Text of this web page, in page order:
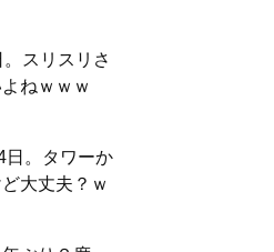
スリスリさ
ねｗｗｗ
日。タワーか
大丈夫？ｗ